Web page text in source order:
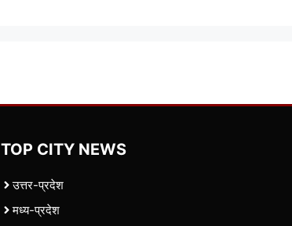
TOP CITY NEWS
उत्तर-प्रदेश
मध्य-प्रदेश